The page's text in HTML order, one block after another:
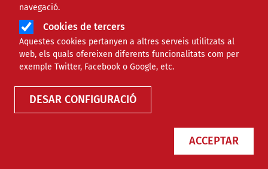
navegació.
Cookies de tercers
Aquestes cookies pertanyen a altres serveis utilitzats al
web, els quals ofereixen diferents funcionalitats com per
exemple Twitter, Facebook o Google, etc.
DESAR CONFIGURACIÓ
ACCEPTAR